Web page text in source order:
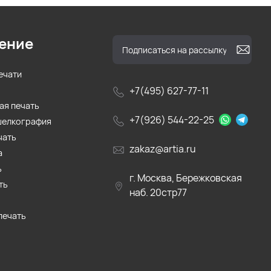
+7(495) 627-77-11
+7(926) 544-22-25
zakaz@artia.ru
г. Москва, Бережковская
наб. 20стр77
печать